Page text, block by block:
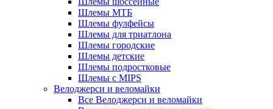
Шлемы МТБ
Шлемы фулфейсы
Шлемы для триатлона
Шлемы городские
Шлемы детские
Шлемы подростковые
Шлемы с MIPS
Велоджерси и веломайки
Все Велоджерси и веломайки